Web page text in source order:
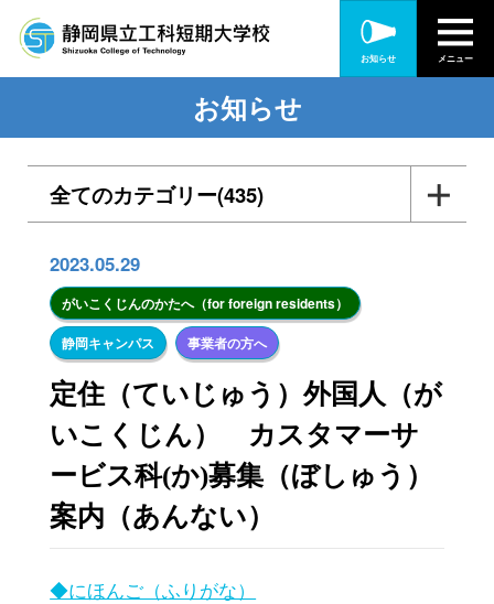
お知らせ メニュー
お知らせ
全てのカテゴリー(435)
各種訓練・研修(165)
在職者訓練(90)
離職・転職者訓練(51)
障がい者訓練(20)
がいこくじんのかたへ（for foreign residents）(30)
2023.05.29
がいこくじんのかたへ（for foreign residents）
静岡キャンパス
事業者の方へ
定住（ていじゅう）外国人（が
いこくじん） カスタマーサ
ービス科(か)募集（ぼしゅう）
案内（あんない）
◆にほんご（ふりがな）